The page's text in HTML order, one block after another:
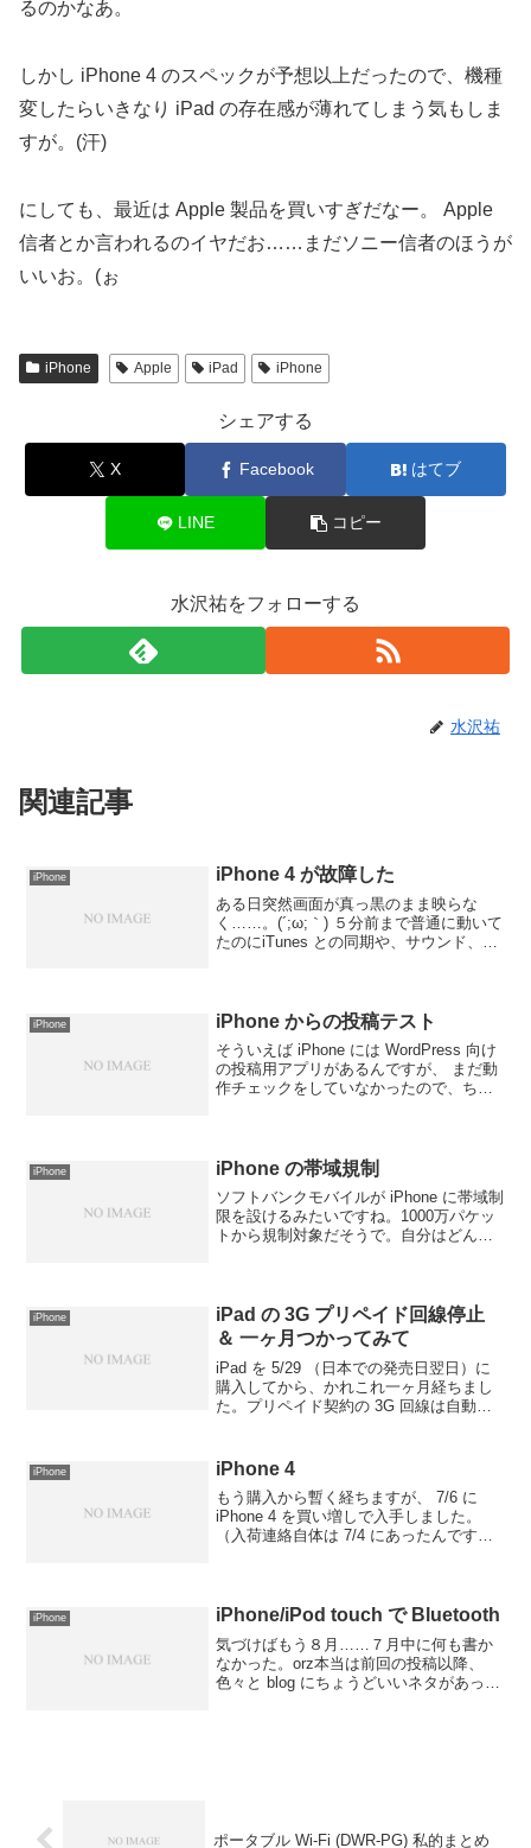
るのかなあ。
しかし iPhone 4 のスペックが予想以上だったので、機種
変したらいきなり iPad の存在感が薄れてしまう気もしま
すが。(汗)
にしても、最近は Apple 製品を買いすぎだなー。 Apple
信者とか言われるのイヤだお……まだソニー信者のほうが
いいお。(ぉ
iPhone Apple iPad iPhone
シェアする
X Facebook はてブ
LINE コピー
水沢祐をフォローする
水沢祐
関連記事
iPhone iPhone 4 が故障した
ある日突然画面が真っ黒のまま映らな
く……。(´;ω;｀) ５分前まで普通に動いて
たのにiTunes との同期や、サウンド、バ
な話に。...
iPhone iPhone からの投稿テスト
そういえば iPhone には WordPress 向け
の投稿用アプリがあるんですが、 まだ動
作チェックをしていなかったので、ちょ
す...
iPhone iPhone の帯域規制
ソフトバンクモバイルが iPhone に帯域制
限を設けるみたいですね。1000万パケッ
トから規制対象だそうで。自分はどんな
iPhone
iPad の 3G プリペイド回線停止
＆ 一ヶ月つかってみて
iPad を 5/29 （日本での発売日翌日）に
購入してから、かれこれ一ヶ月経ちまし
た。プリペイド契約の 3G 回線は自動チ
に、こんな画面が表示されたのでせっか
くなので...
iPhone iPhone 4
もう購入から暫く経ちますが、 7/6 に
iPhone 4 を買い増しで入手しました。
（入荷連絡自体は 7/4 にあったんです
で...
iPhone iPhone/iPod touch で Bluetooth
気づけばもう８月……７月中に何も書か
なかった。orz本当は前回の投稿以降、
色々と blog にちょうどいいネタがあった
ポータブル Wi-Fi (DWR-PG) 私的まとめ